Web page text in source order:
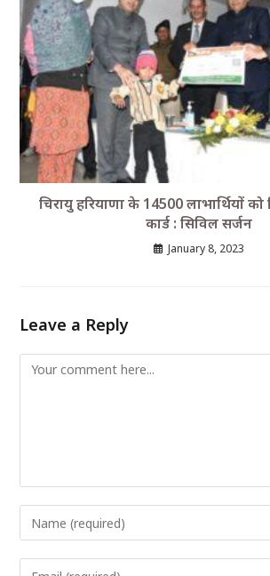
चिरायु हरियाणा के 14500 लाभार्थियों
कार्ड : सिविल सर्जन
January 8, 2023
Leave a Reply